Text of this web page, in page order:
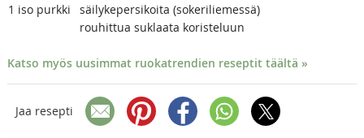
1 iso purkki
säilykepersikoita (sokeriliemessä)
rouhittua suklaata koristeluun
Katso myös uusimmat ruokatrendien reseptit täältä »
Jaa resepti